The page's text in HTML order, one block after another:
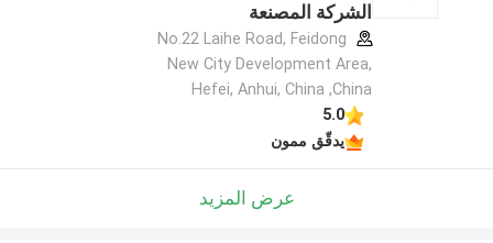
الشركة المصنعة
No.22 Laihe Road, Feidong
New City Development Area,
Hefei, Anhui, China ,China
5.0
يدقّق ممون
عرض المزيد